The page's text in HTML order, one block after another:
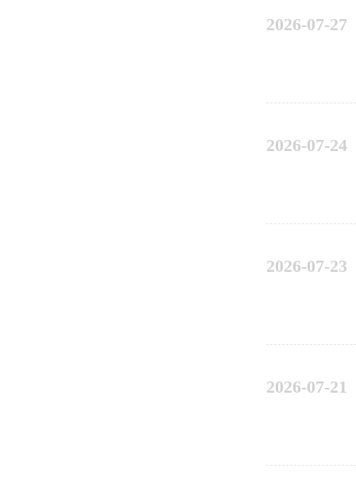
2026-07-27
2026-07-24
2026-07-23
2026-07-21